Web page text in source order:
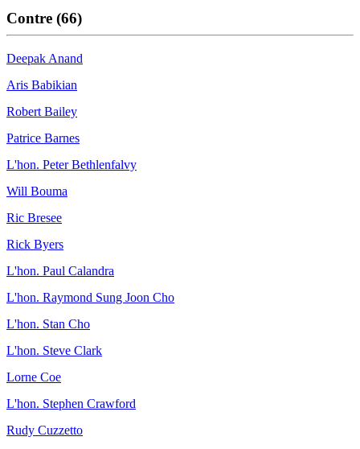
Contre (66)
Deepak Anand
Aris Babikian
Robert Bailey
Patrice Barnes
L'hon. Peter Bethlenfalvy
Will Bouma
Ric Bresee
Rick Byers
L'hon. Paul Calandra
L'hon. Raymond Sung Joon Cho
L'hon. Stan Cho
L'hon. Steve Clark
Lorne Coe
L'hon. Stephen Crawford
Rudy Cuzzetto